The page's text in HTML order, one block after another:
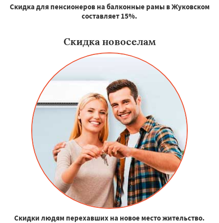
Скидка для пенсионеров на балконные рамы в Жуковском
составляет 15%.
Скидка новоселам
Скидки людям перехавших на новое место жительство.